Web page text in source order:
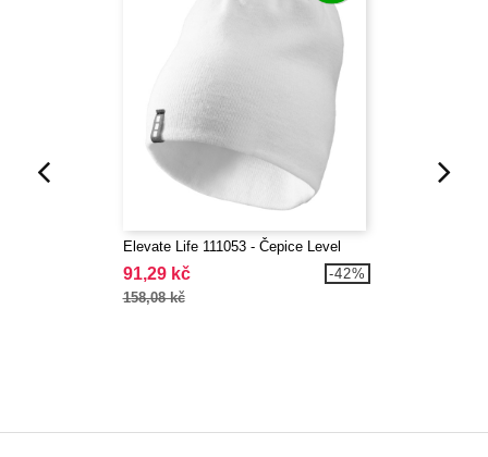
Elevate Life 111053 - Čepice Level
91,29 kč
158,08 kč
-42%